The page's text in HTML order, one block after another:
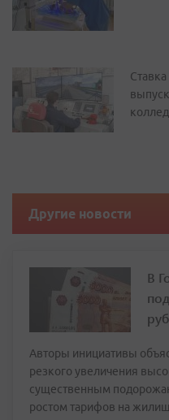
Другие новости
В
Авторы инициативы
резкого увеличения
существенным
ростом тарифов на